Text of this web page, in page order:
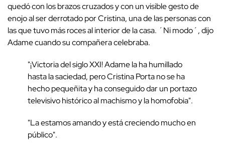
quedó con los brazos cruzados y con un visible gesto de
enojo al ser derrotado por Cristina, una de las personas con
las que tuvo más roces al interior de la casa. ´Ni modo´, dijo
Adame cuando su compañera celebraba.
"¡Victoria del siglo XXI! Adame la ha humillado
hasta la saciedad, pero Cristina Porta no se ha
hecho pequeñita y ha conseguido dar un portazo
televisivo histórico al machismo y la homofobia".
"La estamos amando y está creciendo mucho en
público".